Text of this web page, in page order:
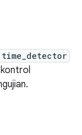
time_detector